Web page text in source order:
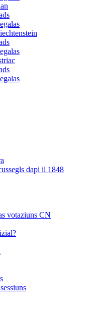
dapi il 1848
votaziuns CN